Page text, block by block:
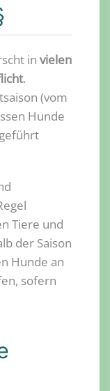
in vielen
.
(vom
Hunde
Tiere und
der Saison
Hunde an
sofern